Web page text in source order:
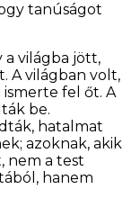
tanúságot
a világba jött,
A világban volt,
ismerte fel őt. A
be.
hatalmat
azoknak, akik
nem a test
hanem